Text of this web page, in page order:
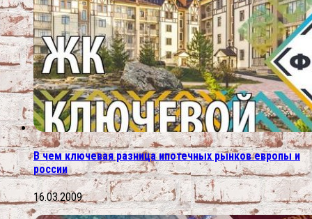
В чем ключевая разница ипотечных рынков европы и
россии
16.03.2009